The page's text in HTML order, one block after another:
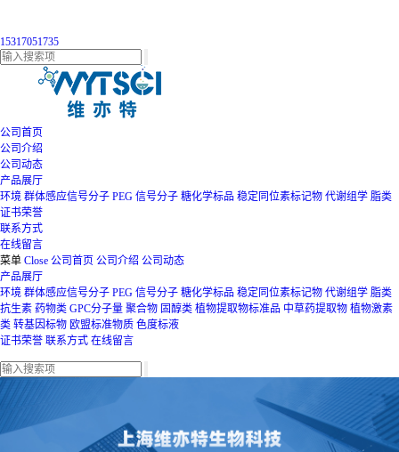
15317051735
公司首页
公司介绍
公司动态
产品展厅
环境 群体感应信号分子 PEG 信号分子 糖化学标品 稳定同位素标记物 代谢组学 脂类
证书荣誉
联系方式
在线留言
菜单 Close 公司首页 公司介绍 公司动态
产品展厅
环境 群体感应信号分子 PEG 信号分子 糖化学标品 稳定同位素标记物 代谢组学 脂类
抗生素 药物类 GPC分子量 聚合物 固醇类 植物提取物标准品 中草药提取物 植物激素
类 转基因标物 欧盟标准物质 色度标液
证书荣誉 联系方式 在线留言